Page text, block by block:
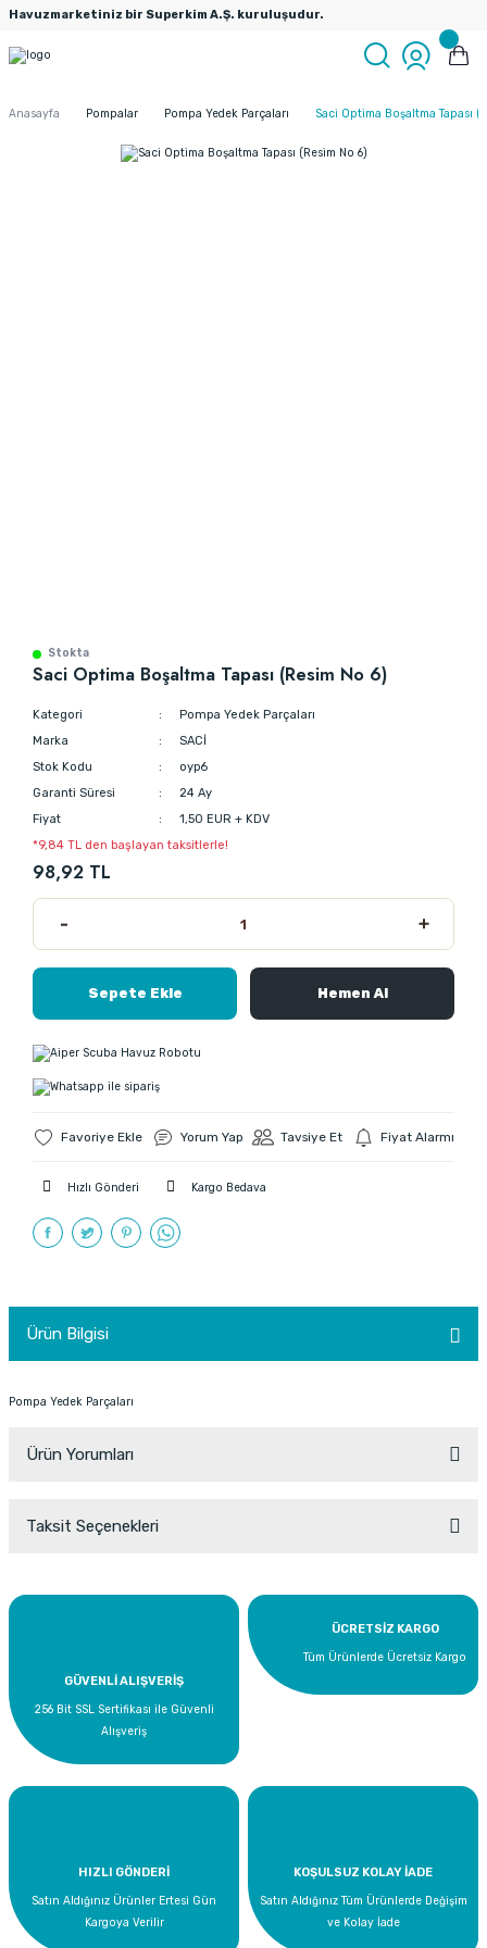
Havuzmarketiniz bir Superkim A.Ş. kuruluşudur.
Anasayfa Pompalar Pompa Yedek Parçaları Saci Optima Boşaltma Tapası
Stokta
Saci Optima Boşaltma Tapası (Resim No 6)
Kategori
Pompa Yedek Parçaları
Marka
SACİ
Stok Kodu
oyp6
Garanti Süresi
24 Ay
Fiyat
1,50 EUR + KDV
*9,84 TL den başlayan taksitlerle!
98,92 TL
Sepete Ekle Hemen Al
Yorum Yap Tavsiye Et Fiyat Alarmı
Hızlı Gönderi Kargo Bedava
Ürün Bilgisi
Pompa Yedek Parçaları
Ürün Yorumları
Yorum Yaz
Taksit Seçenekleri
GÜVENLİ ALIŞVERİŞ
256 Bit SSL Sertifikası ile Güvenli
Alışveriş
ÜCRETSİZ KARGO
Tüm Ürünlerde Ücretsiz Kargo
HIZLI GÖNDERİ
Satın Aldığınız Ürünler Ertesi Gün
Kargoya Verilir
KOŞULSUZ KOLAY İADE
Satın Aldığınız Tüm Ürünlerde Değişim
ve Kolay İade